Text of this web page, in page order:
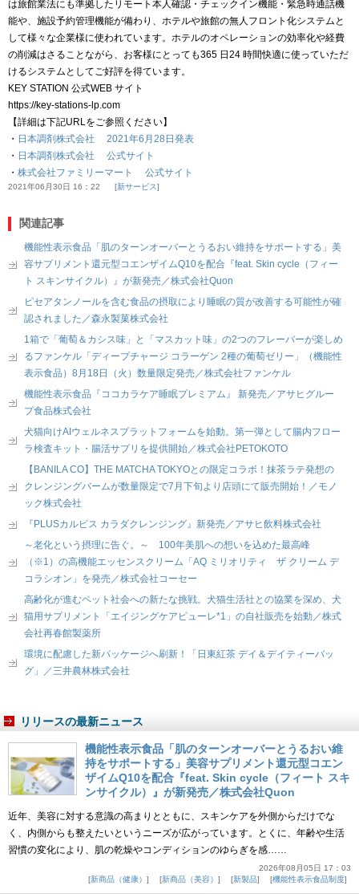
は旅館業法にも準拠したリモート本人確認・チェックイン機能・緊急時通話機
能や、施設予約管理機能が備わり、ホテルや旅館の無人フロント化システムと
して様々な企業様に使われています。ホテルのオペレーションの効率化や経費
の削減はさることながら、お客様にとっても365 日24 時間快適に使っていただ
けるシステムとしてご好評を得ています。
KEY STATION 公式WEB サイト
https://key-stations-lp.com
【詳細は下記URLをご参照ください】
・ 日本調剤株式会社 2021年6月28日発表
・ 日本調剤株式会社 公式サイト
・ 株式会社ファミリーマート 公式サイト
2021年06月30日 16：22 新サービス
関連記事
機能性表示食品「肌のターンオーバーとうるおい維持をサポートする」美
容サプリメント還元型コエンザイムQ10を配合『feat. Skin cycle（フィー
ト スキンサイクル）』が新発売／株式会社Quon
ピセアタンノールを含む食品の摂取により睡眠の質が改善する可能性が確
認されました／森永製菓株式会社
1箱で「葡萄＆カシス味」と「マスカット味」の2つのフレーバーが楽しめ
るファンケル「ディープチャージ コラーゲン 2種の葡萄ゼリー」（機能性
表示食品）8月18日（火）数量限定発売／株式会社ファンケル
機能性表示食品『ココカラケア睡眠プレミアム』 新発売／アサヒグルー
プ食品株式会社
犬猫向けAIウェルネスプラットフォームを始動。第一弾として腸内フロー
ラ検査キット・腸活サプリを提供開始／株式会社PETOKOTO
【BANILA CO】THE MATCHA TOKYOとの限定コラボ！抹茶ラテ発想の
クレンジングバームが数量限定で7月下旬より店頭にて販売開始！／モノ
ック株式会社
『PLUSカルピス カラダクレンジング』新発売／アサヒ飲料株式会社
～老化という摂理に告ぐ。～ 100年美肌への想いを込めた最高峰
（※1）の高機能エッセンスクリーム「AQ ミリオリティ ザ クリーム デ
コラシオン」を発売／株式会社コーセー
高齢化が進むペット社会への新たな挑戦。犬猫生活社との協業を深め、犬
猫用サプリメント「エイジングケアピューレ*1」の自社販売を始動／株式
会社再春館製薬所
環境に配慮した新パッケージへ刷新！「日東紅茶 デイ＆デイティーバッ
グ」／三井農林株式会社
リリースの最新ニュース
機能性表示食品「肌のターンオーバーとうるおい維
持をサポートする」美容サプリメント還元型コエン
ザイムQ10を配合『feat. Skin cycle（フィート スキ
ンサイクル）』が新発売／株式会社Quon
近年、美容に対する意識の高まりとともに、スキンケアを外側からだけでな
く、内側からも整えたいというニーズが広がっています。とくに、年齢や生活
習慣の変化により、肌の乾燥やコンディションのゆらぎを感……
2026年08月05日 17：03
新商品（健康）
新商品（美容） 新製品 機能性表示食品制度